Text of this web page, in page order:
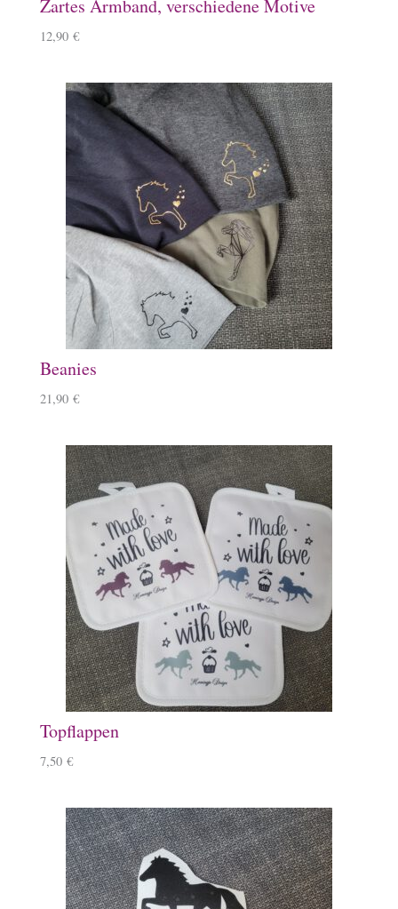
Zartes Armband, verschiedene Motive
12,90 €
Beanies
21,90 €
Topflappen
7,50 €